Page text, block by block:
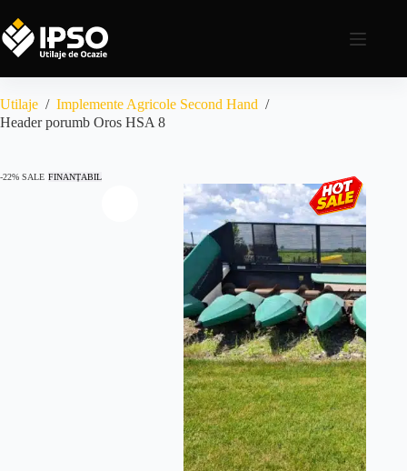
Utilaje / Implemente Agricole Second Hand /
Header porumb Oros HSA 8
-22% SALE FINANȚABIL